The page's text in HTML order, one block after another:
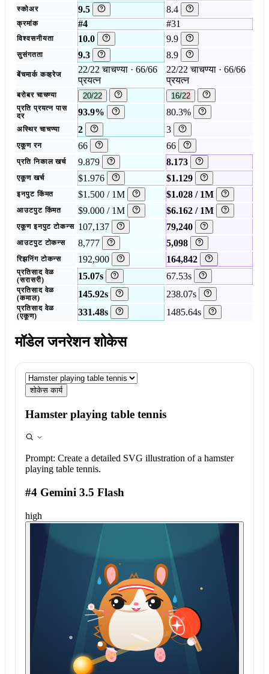
स्कोअर 9.5 8.4
क्रमांक #4 #31
विश्वसनीयता 10.0 9.9
सुसंगतता 9.3 8.9
बेंचमार्क कव्हरेज
22/22 चाचण्या · 66/66
प्रयत्न
22/22 चाचण्या · 66/66
प्रयत्न
बरोबर चाचण्या 20/22 16/22
प्रति प्रयत्न पास
दर
93.9% 80.3%
अस्थिर चाचण्या 2 3
एकूण रन 66 66
प्रति निकाल खर्च 9.879 8.173
एकूण खर्च $1.976 $1.129
इनपुट किंमत $1.500 / 1M $1.028 / 1M
आउटपुट किंमत $9.000 / 1M $6.162 / 1M
एकूण इनपुट टोकन्स 107,137 79,240
आउटपुट टोकन्स 8,777 5,098
रिझनिंग टोकन्स 192,900 164,842
प्रतिसाद वेळ
(सरासरी)
15.07s 67.53s
प्रतिसाद वेळ
(कमाल)
145.92s 238.07s
प्रतिसाद वेळ
(एकूण)
331.48s 1485.64s
मॉडेल जनरेशन शोकेस
शोकेस कार्य
Hamster playing table tennis
Prompt: Create a detailed SVG illustration of a hamster
playing table tennis.
#4 Gemini 3.5 Flash
high